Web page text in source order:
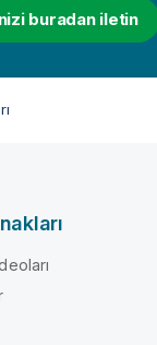
buradan iletin